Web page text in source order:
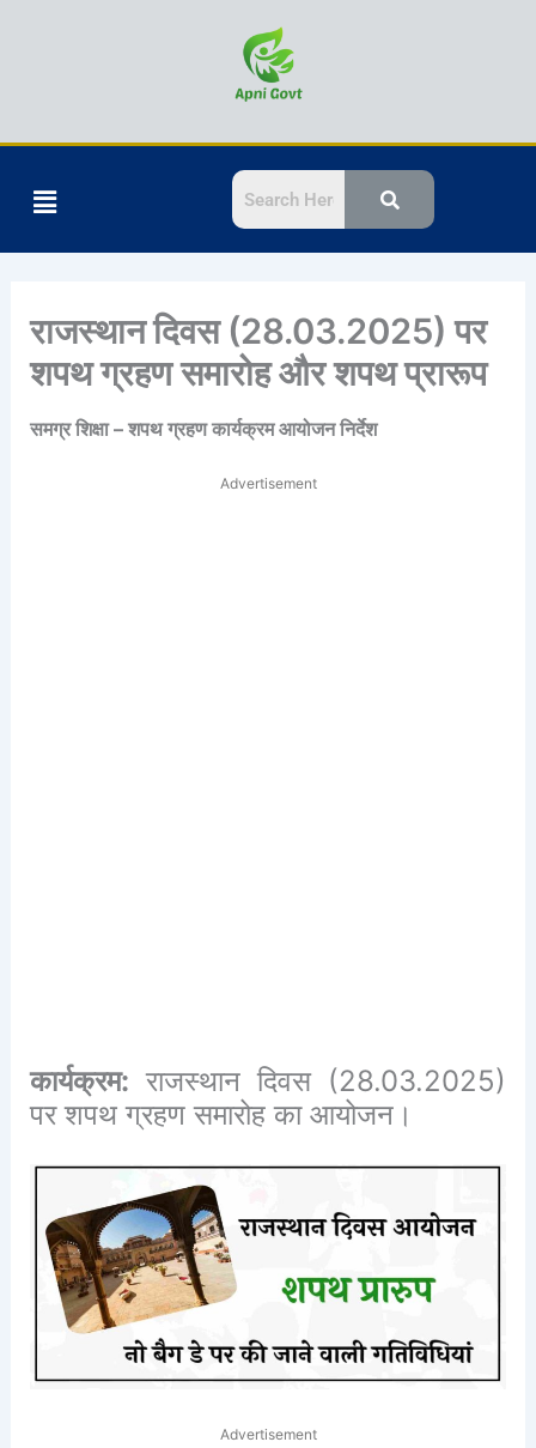
Menu
राजस्थान दिवस (28.03.2025) पर
शपथ ग्रहण समारोह और शपथ प्रारूप
समग्र शिक्षा – शपथ ग्रहण कार्यक्रम आयोजन निर्देश
Advertisement
कार्यक्रम: राजस्थान दिवस (28.03.2025)
पर शपथ ग्रहण समारोह का आयोजन।
Advertisement